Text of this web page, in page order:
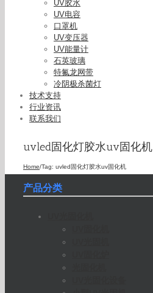
UV胶水
UV电容
口罩机
UV变压器
UV能量计
石英玻璃
特氟龙网带
冷阴极杀菌灯
技术支持
行业资讯
联系我们
uvled固化灯胶水uv固化机
Home/Tag: uvled固化灯胶水uv固化机
产品分类